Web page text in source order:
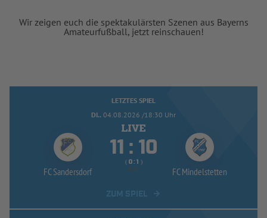
Wir zeigen euch die spektakulärsten Szenen aus Bayerns
Amateurfußball, jetzt reinschauen!
LETZTES SPIEL
DI.. 04.08.2026 /18:30 Uhr
FC Sandersdorf
 : 
( :  )
n.E.
FC Mindelstetten